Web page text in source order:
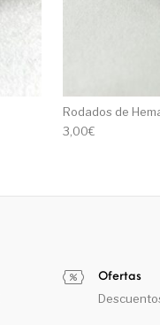
Rodados de
3,00€
Ofertas